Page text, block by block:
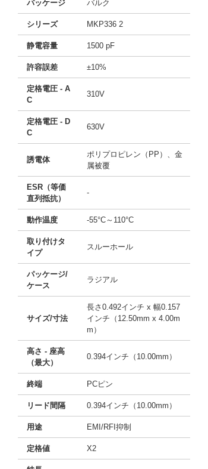
パッケージ バルク
シリーズ MKP336 2
静電容量 1500 pF
許容誤差 ±10%
定格電圧 - A
C
310V
定格電圧 - D
C
630V
誘電体
ポリプロピレン（PP）、金
属被覆
ESR（等価
直列抵抗）
-
動作温度 -55°C～110°C
取り付けタ
イプ
スルーホール
パッケージ/
ケース
ラジアル
サイズ/寸法
長さ0.492インチ x 幅0.157
インチ（12.50mm x 4.00m
m）
高さ - 座高
（最大）
0.394インチ（10.00mm）
終端 PCピン
リード間隔 0.394インチ（10.00mm）
用途 EMI/RFI抑制
定格値 X2